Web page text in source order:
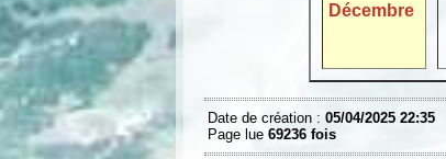
Décembre
Date de création : 05/04/2025 22:35
Page lue 69236 fois